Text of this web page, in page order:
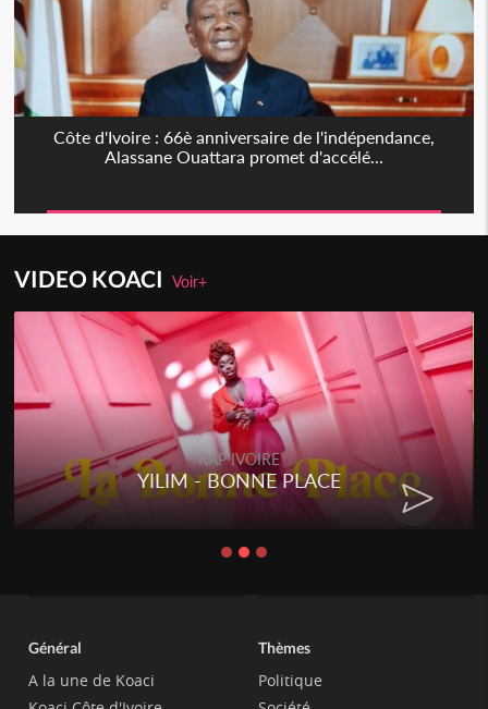
Côte d'Ivoire : 66è anniversaire de l'indépendance,
Alassane Ouattara promet d'accélé...
VIDEO KOACIVoir+
RAP IVOIRE
YILIM - BONNE PLACE
Général
A la une de Koaci
Thèmes
Politique